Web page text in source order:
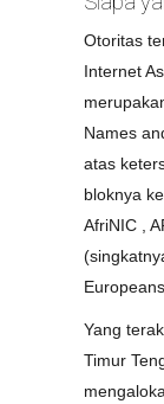
Otoritas
Internet
Names
atas
bloknya
AfriNIC ,
Yang
Timur